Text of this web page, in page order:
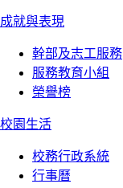
成就與表現
幹部及志工服務
服務教育小組
榮譽榜
校園生活
校務行政系統
行事曆